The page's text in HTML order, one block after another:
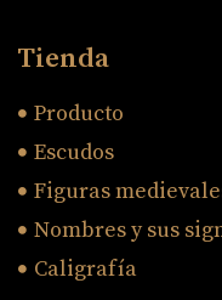
Tienda
Producto
Escudos
Figuras
Nombres y sus
Caligrafía